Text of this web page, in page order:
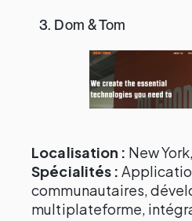
3. Dom & Tom
Localisation : New
Spécialités :
communautaires,
multiplateforme,